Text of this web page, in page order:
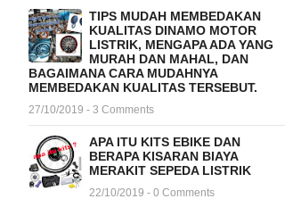
TIPS MUDAH MEMBEDAKAN
KUALITAS DINAMO MOTOR
LISTRIK, MENGAPA ADA YANG
MURAH DAN MAHAL, DAN
BAGAIMANA CARA MUDAHNYA
MEMBEDAKAN KUALITAS TERSEBUT.
27/10/2019 - 3 Comments
APA ITU KITS EBIKE DAN
BERAPA KISARAN BIAYA
MERAKIT SEPEDA LISTRIK
22/10/2019 - 0 Comments